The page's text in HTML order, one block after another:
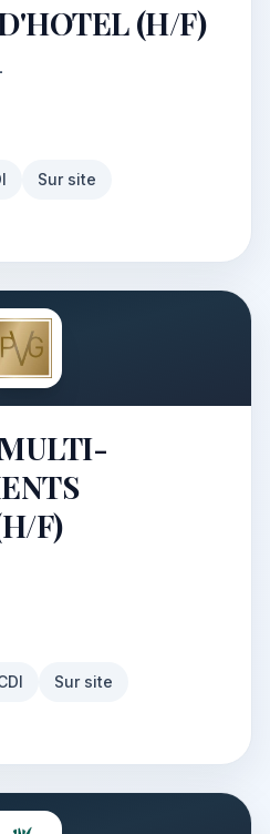
(H/F)
Sur site
F)
Sur site